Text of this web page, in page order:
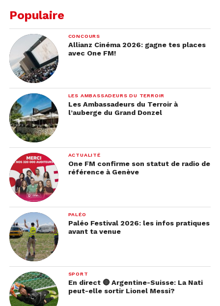
Populaire
CONCOURS
Allianz Cinéma 2026: gagne tes places
avec One FM!
LES AMBASSADEURS DU TERROIR
Les Ambassadeurs du Terroir à
l’auberge du Grand Donzel
ACTUALITÉ
One FM confirme son statut de radio de
référence à Genève
PALÉO
Paléo Festival 2026: les infos pratiques
avant ta venue
SPORT
En direct 🔴 Argentine-Suisse: La Nati
peut-elle sortir Lionel Messi?